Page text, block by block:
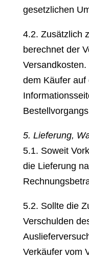
gesetzlichen
4.2. Zusätzlich
berechnet der
dem Käufer auf
5. Lieferung,
5.1. Soweit
die Lieferung
5.2. Sollte die
Verschulden
Verkäufer vom